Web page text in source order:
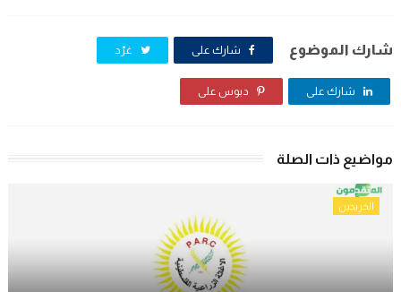
شارك الموضوع شارك على غرّد
شارك على دبوس على
مواضيع ذات الصلة
الخريجين